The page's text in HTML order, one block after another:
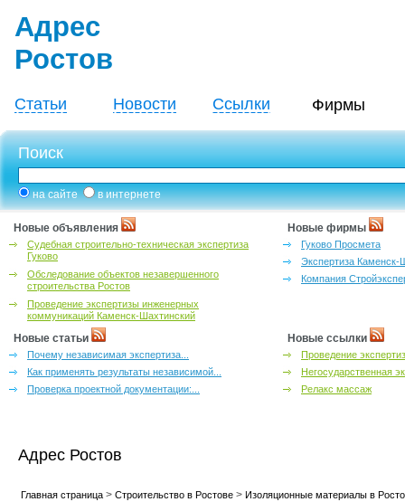
Адрес
Ростов
Статьи Новости Ссылки Фирмы
Поиск
на сайте в интернете
Новые объявления
Судебная строительно-техническая экспертиза
Гуково
Обследование объектов незавершенного
строительства Ростов
Проведение экспертизы инженерных
коммуникаций Каменск-Шахтинский
Новые фирмы
Гуково Просмета
Экспертиза Каменск-
Компания
Новые статьи
Почему независимая экспертиза...
Как применять результаты независимой...
Проверка проектной документации:...
Новые ссылки
Проведение
Негосударственная
Релакс массаж
Адрес Ростов
Главная страница> Строительство в Ростове> Изоляционные материалы в